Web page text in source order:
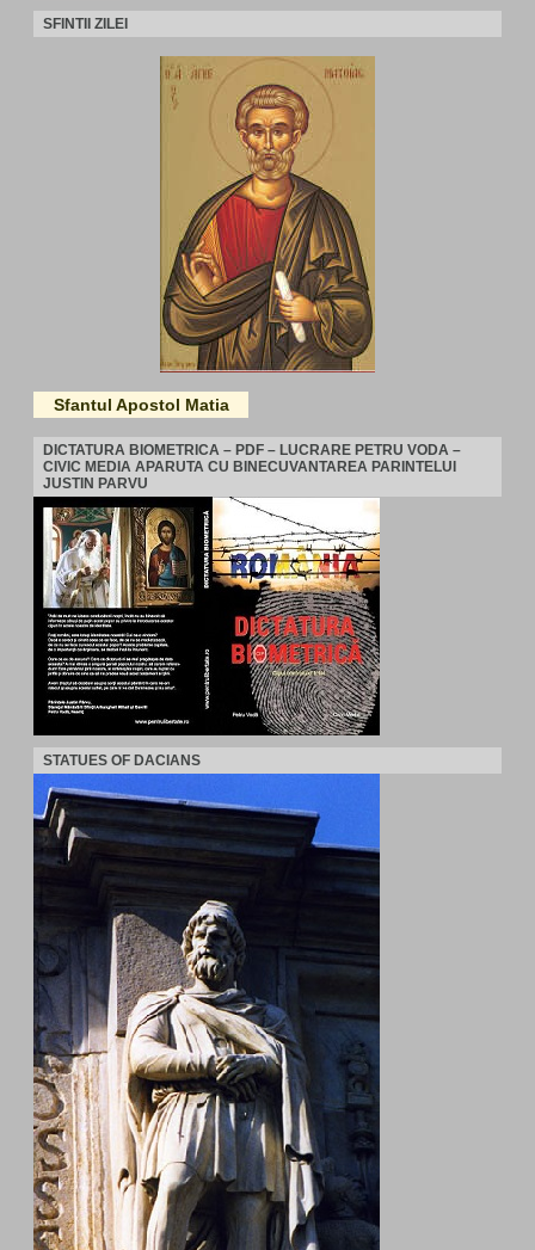
SFINTII ZILEI
Sfantul Apostol Matia
DICTATURA BIOMETRICA – PDF – LUCRARE PETRU VODA –
CIVIC MEDIA APARUTA CU BINECUVANTAREA PARINTELUI
JUSTIN PARVU
STATUES OF DACIANS